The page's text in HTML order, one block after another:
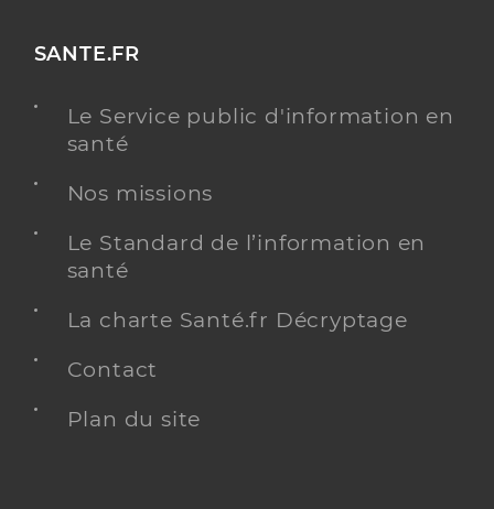
SANTE.FR
Le Service public d'information en
santé
Nos missions
Le Standard de l’information en
santé
La charte Santé.fr Décryptage
Contact
Plan du site